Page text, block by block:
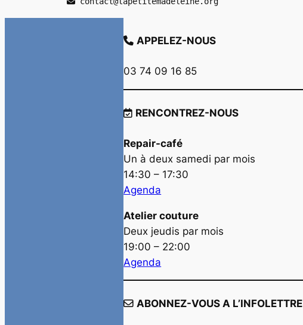
APPELEZ-NOUS
03 74 09 16 85
RENCONTREZ-NOUS
Repair-café
Un à deux samedi par mois
14:30 – 17:30
Agenda
Atelier couture
Deux jeudis par mois
19:00 – 22:00
Agenda
ABONNEZ-VOUS A L’INFOLETTRE